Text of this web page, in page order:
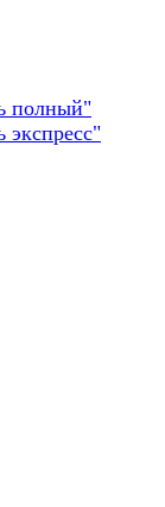
полный"